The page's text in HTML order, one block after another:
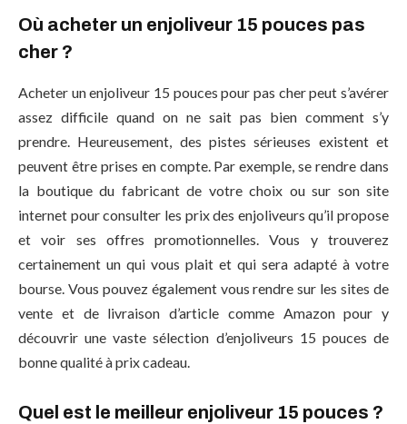
Où acheter un enjoliveur 15 pouces pas
cher ?
Acheter un enjoliveur 15 pouces pour pas cher peut s’avérer
assez difficile quand on ne sait pas bien comment s’y
prendre. Heureusement, des pistes sérieuses existent et
peuvent être prises en compte. Par exemple, se rendre dans
la boutique du fabricant de votre choix ou sur son site
internet pour consulter les prix des enjoliveurs qu’il propose
et voir ses offres promotionnelles. Vous y trouverez
certainement un qui vous plait et qui sera adapté à votre
bourse. Vous pouvez également vous rendre sur les sites de
vente et de livraison d’article comme Amazon pour y
découvrir une vaste sélection d’enjoliveurs 15 pouces de
bonne qualité à prix cadeau.
Quel est le meilleur enjoliveur 15 pouces ?